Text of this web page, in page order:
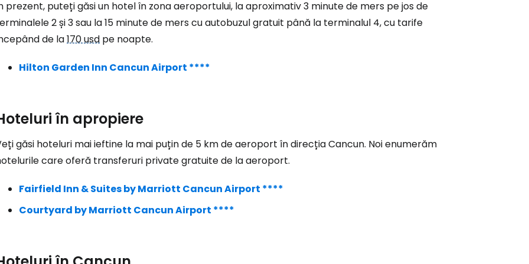
prezent, puteți găsi un hotel în zona aeroportului, la aproximativ 3 minute de mers pe jos de
2 și 3 sau la 15 minute de mers cu autobuzul gratuit până la terminalul 4, cu tarife
de la170 usd pe noapte.
Hilton Garden Inn Cancun Airport ****
în apropiere
găsi hoteluri mai ieftine la mai puțin de 5 km de aeroport în direcția Cancun. Noi enumerăm
care oferă transferuri private gratuite de la aeroport.
Fairfield Inn & Suites by Marriott Cancun Airport ****
Courtyard by Marriott Cancun Airport ****
Conectați-vă la Cestee
Continuați cu Facebook